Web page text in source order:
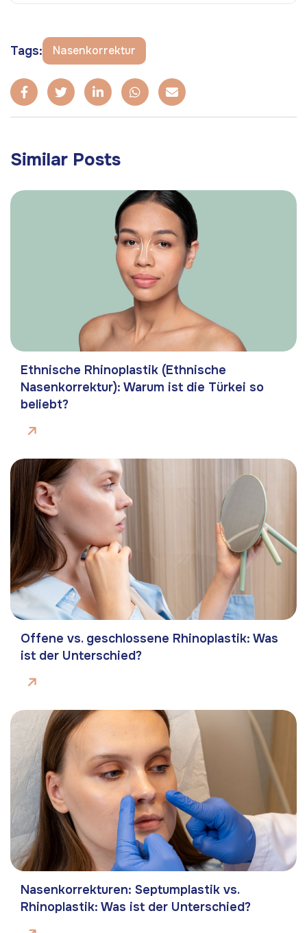
Tags: Nasenkorrektur
Similar Posts
Ethnische Rhinoplastik (Ethnische
Nasenkorrektur): Warum ist die Türkei so
beliebt?
Offene vs. geschlossene Rhinoplastik: Was
ist der Unterschied?
Nasenkorrekturen: Septumplastik vs.
Rhinoplastik: Was ist der Unterschied?